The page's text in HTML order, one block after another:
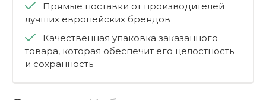
Прямые поставки от производителей
лучших европейских брендов
Качественная упаковка заказанного
товара, которая обеспечит его целостность
и сохранность